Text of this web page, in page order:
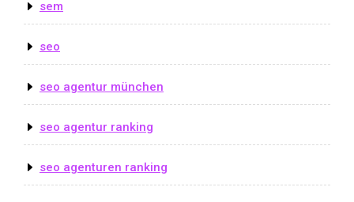
sem
seo
seo agentur münchen
seo agentur ranking
seo agenturen ranking